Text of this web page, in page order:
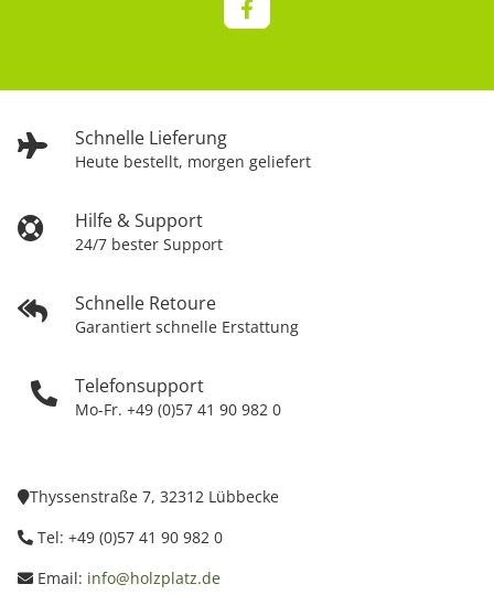
Schnelle Lieferung
Heute bestellt, morgen geliefert
Hilfe & Support
24/7 bester Support
Schnelle Retoure
Garantiert schnelle Erstattung
Telefonsupport
Mo-Fr. +49 (0)57 41 90 982 0
Thyssenstraße 7, 32312 Lübbecke
Tel: +49 (0)57 41 90 982 0
Email: info@holzplatz.de